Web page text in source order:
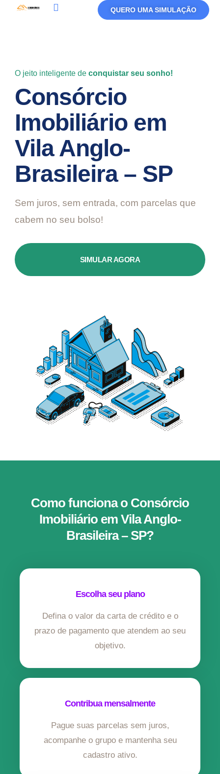
QUERO UMA SIMULAÇÃO
O jeito inteligente de conquistar seu sonho!
Consórcio
Imobiliário em
Vila Anglo-
Brasileira – SP
Sem juros, sem entrada, com parcelas que
cabem no seu bolso!
SIMULAR AGORA
Como funciona o Consórcio
Imobiliário em Vila Anglo-
Brasileira – SP?
Escolha seu plano
Defina o valor da carta de crédito e o
prazo de pagamento que atendem ao seu
objetivo.
Contribua mensalmente
Pague suas parcelas sem juros,
acompanhe o grupo e mantenha seu
cadastro ativo.